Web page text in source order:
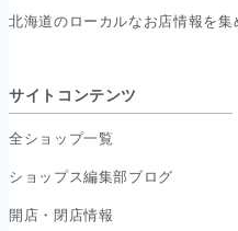
北海道のローカルなお店情報を集
サイトコンテンツ
全ショップ一覧
ショップス編集部ブログ
開店・閉店情報